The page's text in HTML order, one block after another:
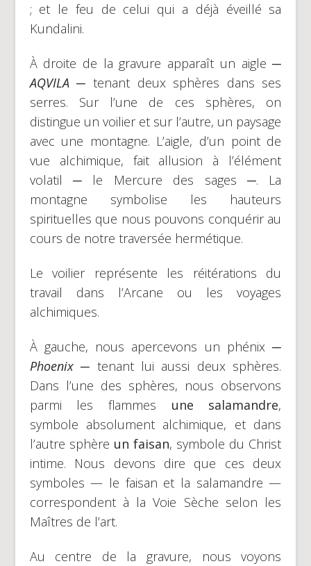
; et le feu de celui qui a déjà éveillé sa
Kundalini.
À droite de la gravure apparaît un aigle─
AQVILA ─ tenant deux sphères dans ses
serres. Sur l’une de ces sphères, on
distingue un voilier et sur l’autre, un paysage
avec une montagne. L’aigle, d’un point de
vue alchimique, fait allusion à l’élément
volatil ─ le Mercure des sages ─. La
montagne symbolise les hauteurs
spirituelles que nous pouvons conquérir au
cours de notre traversée hermétique.
Le voilier représente les réitérations du
travail dans l’Arcane ou les voyages
alchimiques.
À gauche, nous apercevons un phénix─
Phoenix ─ tenant lui aussi deux sphères.
Dans l’une des sphères, nous observons
parmi les flammes une salamandre,
symbole absolument alchimique, et dans
l’autre sphère un faisan, symbole du Christ
intime. Nous devons dire que ces deux
symboles — le faisan et la salamandre —
correspondent à la Voie Sèche selon les
Maîtres de l’art.
Au centre de la gravure, nous voyons